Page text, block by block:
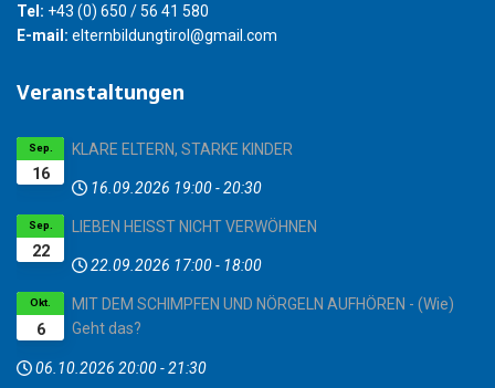
Tel: +43 (0) 650 / 56 41 580
E-mail: elternbildungtirol@gmail.com
Veranstaltungen
16
Sep. KLARE ELTERN, STARKE KINDER
16.09.2026 19:00-20:30
22
Sep. LIEBEN HEISST NICHT VERWÖHNEN
22.09.2026 17:00- 18:00
6
Okt.
MIT DEM SCHIMPFEN UND NÖRGELN AUFHÖREN - (Wie)
Geht das?
06.10.2026 20:00-21:30